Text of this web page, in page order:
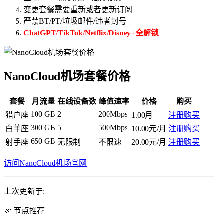
变更套餐需要重新或者更新订阅
严禁BT/PT/垃圾邮件/违者封号
ChatGPT/TikTok/Netflix/Disney+全解锁
NanoCloud机场套餐价格
套餐 月流量 在线设备数 峰值速率 价格
购买
猎户座 100 GB 2 200Mbps 1.00月
注册购买
白羊座 300 GB 5 500Mbps 10.00元/月 注册购买
射手座 650 GB 无限制 不限速 20.00元/月 注册购买
访问NanoCloud机场官网
上次更新于:
🎉 节点推荐